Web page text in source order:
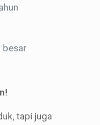
besar
tapi juga